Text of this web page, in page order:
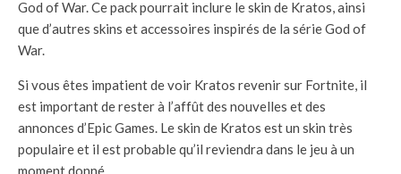
God of War. Ce pack pourrait inclure le skin de Kratos, ainsi
que d’autres skins et accessoires inspirés de la série God of
War.
Si vous êtes impatient de voir Kratos revenir sur Fortnite, il
est important de rester à l’affût des nouvelles et des
annonces d’Epic Games. Le skin de Kratos est un skin très
populaire et il est probable qu’il reviendra dans le jeu à un
moment donné.